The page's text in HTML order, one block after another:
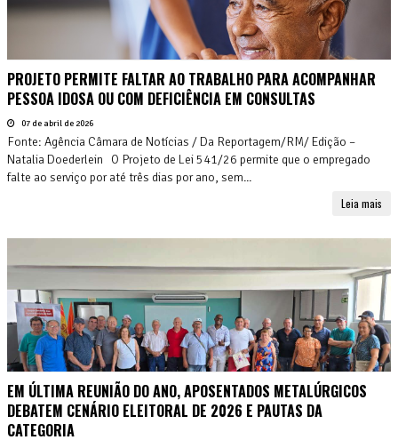
PROJETO PERMITE FALTAR AO TRABALHO PARA ACOMPANHAR
PESSOA IDOSA OU COM DEFICIÊNCIA EM CONSULTAS
07 de abril de 2026
Fonte: Agência Câmara de Notícias / Da Reportagem/RM/ Edição –
Natalia Doederlein O Projeto de Lei 541/26 permite que o empregado
falte ao serviço por até três dias por ano, sem...
Leia mais
EM ÚLTIMA REUNIÃO DO ANO, APOSENTADOS METALÚRGICOS
DEBATEM CENÁRIO ELEITORAL DE 2026 E PAUTAS DA
CATEGORIA